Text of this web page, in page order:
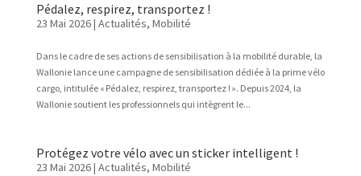
Pédalez, respirez, transportez !
23 Mai 2026| Actualités, Mobilité
Dans le cadre de ses actions de sensibilisation à la mobilité durable, la
Wallonie lance une campagne de sensibilisation dédiée à la prime vélo
cargo, intitulée « Pédalez, respirez, transportez ! ». Depuis 2024, la
Wallonie soutient les professionnels qui intègrent le...
Protégez votre vélo avec un sticker intelligent !
23 Mai 2026| Actualités, Mobilité